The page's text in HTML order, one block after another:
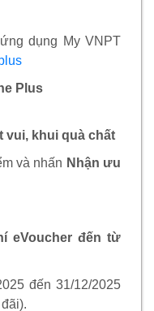
dụng My VNPT
Plus
vui, khui quà chất
và nhấn Nhận ưu
eVoucher đến từ
đến 31/12/2025